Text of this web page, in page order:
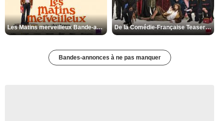
Les Matins merveilleux Bande-annonce VF De la Comédie-Française Teaser VF
Bandes-annonces à ne pas manquer